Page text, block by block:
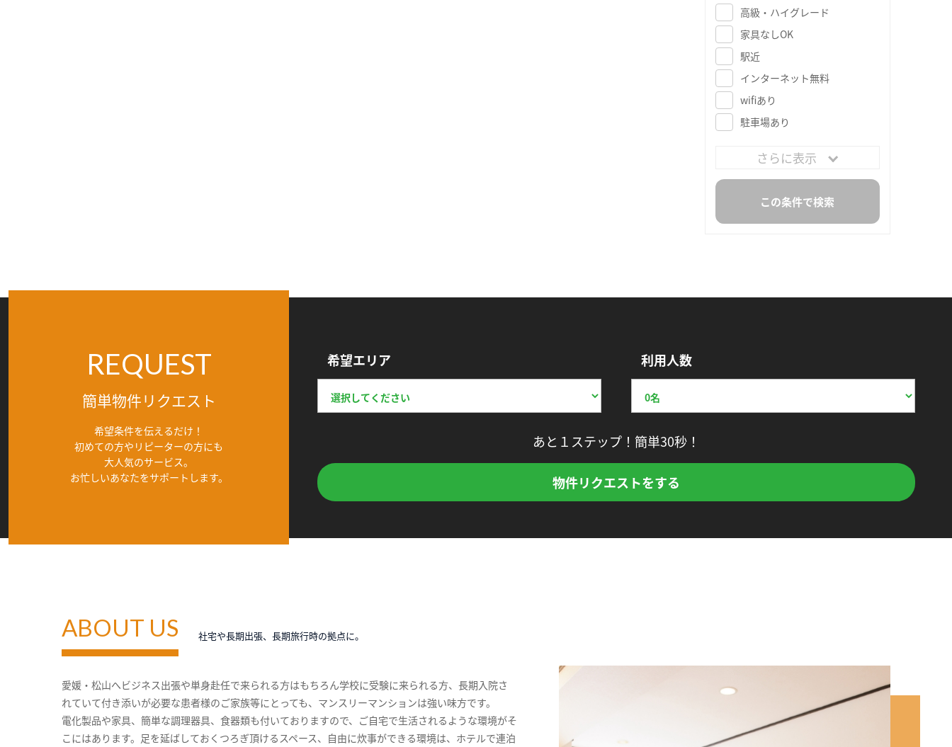
高級・ハイグレード
家具なしOK
駅近
インターネット無料
wifiあり
駐車場あり
さらに表示
REQUEST
簡単物件リクエスト
希望条件を伝えるだけ！
初めての方やリピーターの方にも
大人気のサービス。
お忙しいあなたをサポートします。
希望エリア 利用人数
あと１ステップ！簡単30秒！
物件リクエストをする
ABOUT US 社宅や長期出張、長期旅行時の拠点に。
愛媛・松山へビジネス出張や単身赴任で来られる方はもちろん学校に受験に来られる方、長期入院さ
れていて付き添いが必要な患者様のご家族等にとっても、マンスリーマンションは強い味方です。
電化製品や家具、簡単な調理器具、食器類も付いておりますので、ご自宅で生活されるような環境がそ
こにはあります。足を延ばしておくつろぎ頂けるスペース、自由に炊事ができる環境は、ホテルで連泊